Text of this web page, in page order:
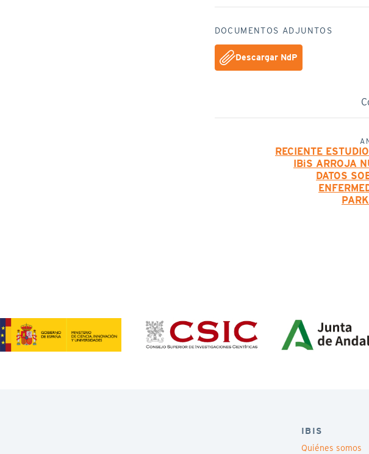
DOCUMENTOS ADJUNTOS
Descargar NdP
RECIENTE
IBiS ARROJA
DATOS
IBIS
Quiénes somos